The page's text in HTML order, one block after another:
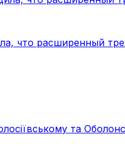
что расширенный
та